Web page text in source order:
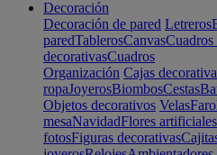
Decoración
Decoración de pared Letreros
paredTablerosCanvasCuadros
decorativasCuadros
Organización Cajas
ropaJoyerosBiombosCestas
Objetos decorativos Velas
mesaNavidadFlores artificiales
fotosFiguras decorativas